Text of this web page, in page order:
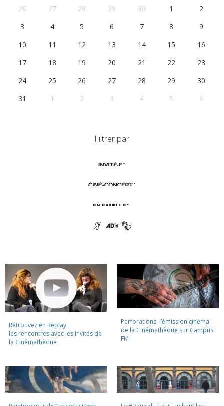
26
27 28 29 30 1
2
3
4 5 6 7 8
9
10
11 12 13 14 15
16
17
18 19 20 21 22
23
24
25 26 27 28 29
30
31
1 2 3 4 5 6
Filtrer par
Retrouvez en Replay
les rencontres avec les invités de
la Cinémathèque
Perforations, l’émission cinéma
de la Cinémathèque sur Campus
FM